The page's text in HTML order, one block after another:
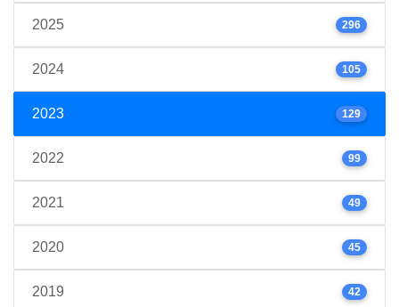
2025 296
2024 105
2023 129
2022 99
2021 49
2020 45
2019 42